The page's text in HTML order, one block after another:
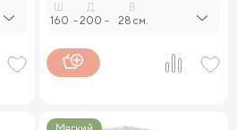
160 -
Д.
200 -
В.
28 см.